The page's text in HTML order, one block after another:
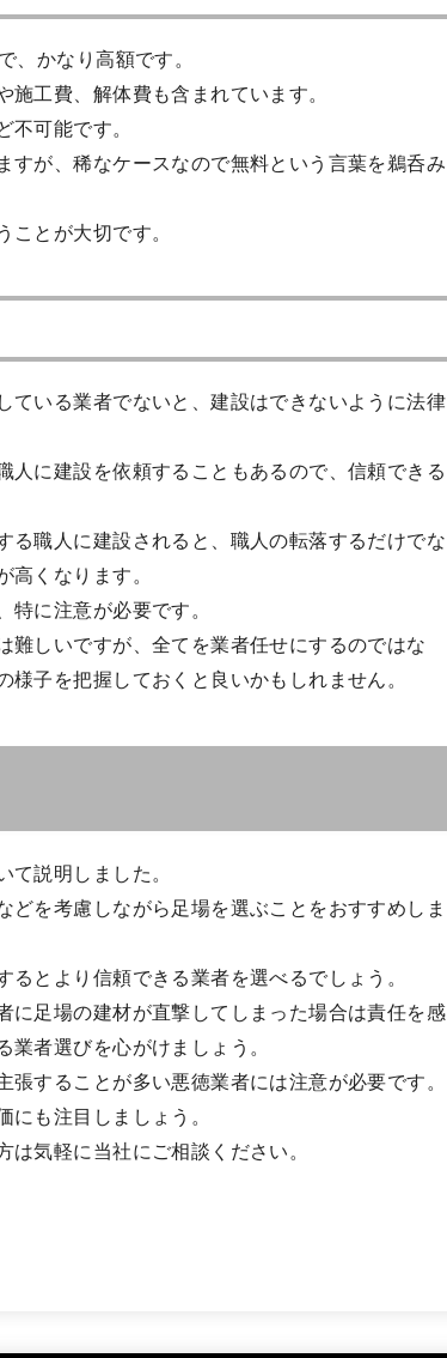
、かなり高額です。
工費、解体費も含まれています。
不可能です。
が、稀なケースなので無料という言葉を鵜呑み
とが大切です。
ている業者でないと、建設はできないように法律
人に建設を依頼することもあるので、信頼できる
る職人に建設されると、職人の転落するだけでな
高くなります。
に注意が必要です。
しいですが、全てを業者任せにするのではな
子を把握しておくと良いかもしれません。
説明しました。
を考慮しながら足場を選ぶことをおすすめしま
とより信頼できる業者を選べるでしょう。
に足場の建材が直撃してしまった場合は責任を感
者選びを心がけましょう。
することが多い悪徳業者には注意が必要です。
も注目しましょう。
気軽に当社にご相談ください。